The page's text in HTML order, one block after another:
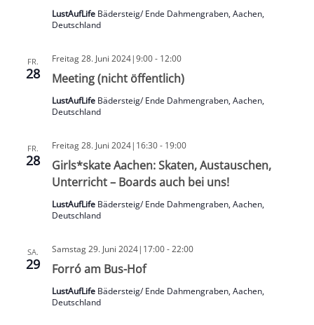
LustAufLife Bädersteig/ Ende Dahmengraben, Aachen,
Deutschland
FR.
28 Meeting (nicht öffentlich)
Freitag 28. Juni 2024|9:00- 12:00
LustAufLife Bädersteig/ Ende Dahmengraben, Aachen,
Deutschland
FR.
28
Girls*skate Aachen: Skaten, Austauschen,
Unterricht – Boards auch bei uns!
Freitag 28. Juni 2024|16:30- 19:00
LustAufLife Bädersteig/ Ende Dahmengraben, Aachen,
Deutschland
SA.
29 Forró am Bus-Hof
Samstag 29. Juni 2024|17:00-22:00
LustAufLife Bädersteig/ Ende Dahmengraben, Aachen,
Deutschland